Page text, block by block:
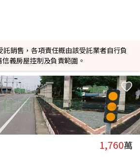
銷售，各項責任概由該受託業者自行負
信義房屋控制及負責範圍。
1,760萬